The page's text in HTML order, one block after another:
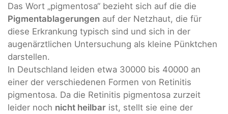
Das Wort „pigmentosa“ bezieht sich auf die die
Pigmentablagerungen auf der Netzhaut, die für
diese Erkrankung typisch sind und sich in der
augenärztlichen Untersuchung als kleine Pünktchen
darstellen.
In Deutschland leiden etwa 30000 bis 40000 an
einer der verschiedenen Formen von Retinitis
pigmentosa. Da die Retinitis pigmentosa zurzeit
leider noch nicht heilbar ist, stellt sie eine der